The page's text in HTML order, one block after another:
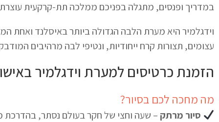
במדריך ופנסים, מתגלה בפניכם ממלכה תת-קרקעית
עצומים, תצורות קרח ייחודיות, ונטיפי לבה מרהיבים
הזמנת כרטיסים למערת וידגלמיר
מה מחכה לכם בסיור?
סיור מרתק – שעה וחצי של חקר בעולם נסתר, בהדרכת